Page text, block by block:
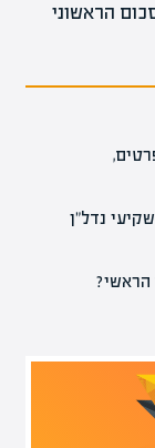
הראשוני
נדל"ן